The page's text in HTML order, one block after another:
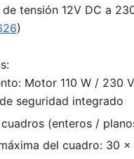
tensión 12V DC a
)
Motor 110 W / 230
seguridad integrado
(enteros /
del cuadro: 30